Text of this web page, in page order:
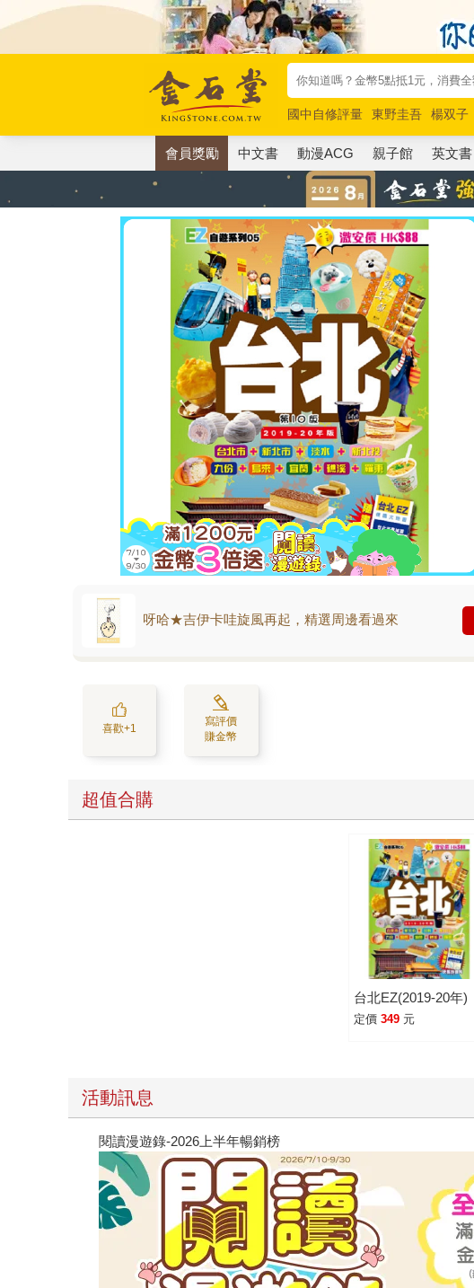
國中自修評量 東野圭吾 楊双子
唯紅花綻放
奧德賽 路邊攤新作
會員獎勵 中文書 動漫ACG 親子館 英文書
呀哈★吉伊卡哇旋風再起，精選周邊看過來
喜歡+1
寫評價
賺金幣
超值合購
台北EZ(2019-20年)
定價 349 元
活動訊息
閱讀漫遊錄-2026上半年暢銷榜